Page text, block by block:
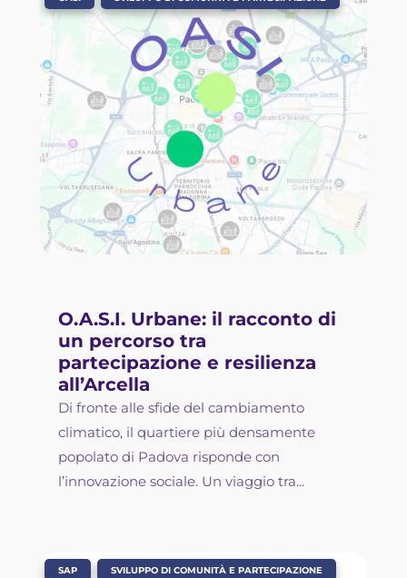
O.A.S.I. Urbane: il racconto di
un percorso tra
partecipazione e resilienza
all’Arcella
Di fronte alle sfide del cambiamento
climatico, il quartiere più densamente
popolato di Padova risponde con
l’innovazione sociale. Un viaggio tra...
SAP SVILUPPO DI COMUNITÀ E PARTECIPAZIONE